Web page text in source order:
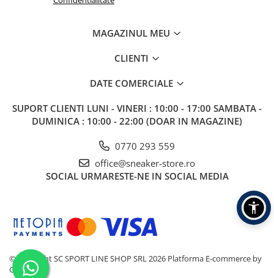
MAGAZINUL MEU
CLIENTI
DATE COMERCIALE
SUPORT CLIENTI LUNI - VINERI : 10:00 - 17:00 SAMBATA -
DUMINICA : 10:00 - 22:00 (DOAR IN MAGAZINE)
0770 293 559
office@sneaker-store.ro
SOCIAL URMARESTE-NE IN SOCIAL MEDIA
©Copyright SC SPORT LINE SHOP SRL 2026 Platforma E-commerce by
Gomag